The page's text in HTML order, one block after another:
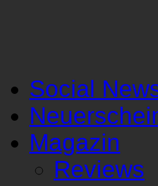
Social
Magazin
Reviews